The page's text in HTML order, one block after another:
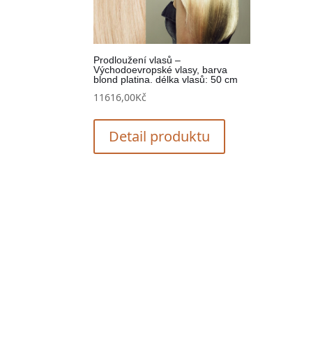
Prodloužení vlasů –
Východoevropské vlasy, barva
blond platina. délka vlasů: 50 cm
11616,00Kč
Detail produktu